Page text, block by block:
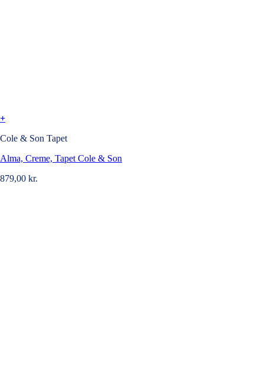
+
Cole & Son Tapet
Alma, Creme, Tapet Cole & Son
879,00 kr.